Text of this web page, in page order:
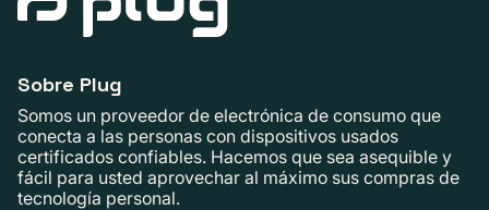
Sobre Plug
Somos un proveedor de electrónica de consumo que
conecta a las personas con dispositivos usados ​​
certificados confiables. Hacemos que sea asequible y
fácil para usted aprovechar al máximo sus compras de
tecnología personal.